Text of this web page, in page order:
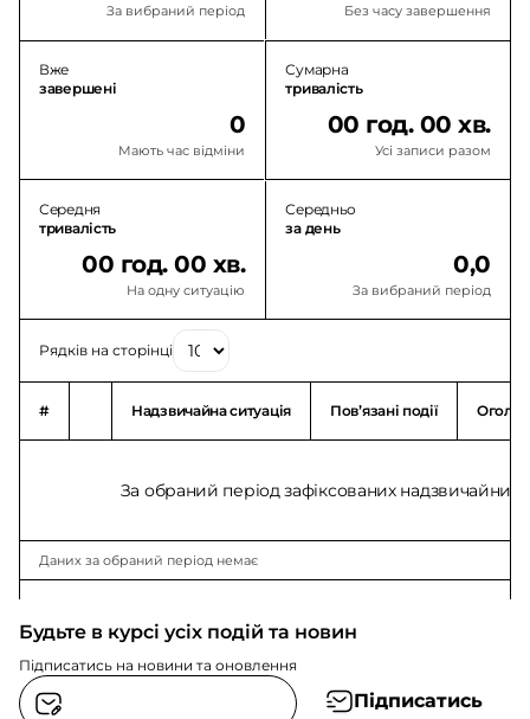
За вибраний період Без часу завершення
Вже
завершені
0
Мають час відміни
Сумарна
тривалість
00 год. 00 хв.
Усі записи разом
Середня
тривалість
00 год. 00 хв.
На одну ситуацію
Середньо
за день
0,0
За вибраний період
Рядків на сторінці
# Надзвичайна ситуація Повʼязані події
За обраний період зафіксованих надзвичайних
Даних за обраний період немає
Будьте в курсі усіх подій та новин
Підписатись на новини та оновлення
Підписатись